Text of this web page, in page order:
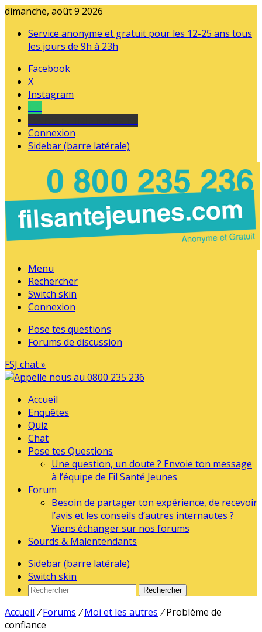
dimanche, août 9 2026
Service anonyme et gratuit pour les 12-25 ans tous
les jours de 9h à 23h
Facebook
X
Instagram
Connexion
Sidebar (barre latérale)
Menu
Rechercher
Switch skin
Connexion
Pose tes questions
Forums de discussion
FSJ chat »
Accueil
Enquêtes
Quiz
Chat
Pose tes Questions
Une question, un doute ? Envoie ton message
à l’équipe de Fil Santé Jeunes
Forum
Besoin de partager ton expérience, de recevoir
l’avis et les conseils d’autres internautes ?
Viens échanger sur nos forums
Sourds & Malentendants
Sidebar (barre latérale)
Switch skin
Rechercher
Accueil / Forums / Moi et les autres / Problème de
confiance